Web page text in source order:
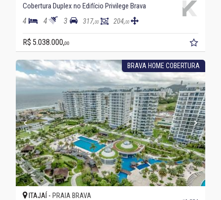
Cobertura Duplex no Edifício Privilege Brava
4 4 3 317,00 204,00
R$ 5.038.000,00
BRAVA HOME COBERTURA
ITAJAÍ - PRAIA BRAVA